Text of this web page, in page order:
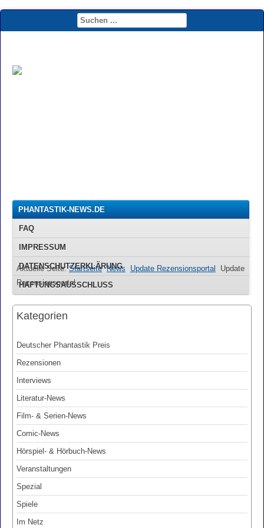
PHANTASTIK-NEWS.DE
FAQ
IMPRESSUM
DATENSCHUTZERKLÄRUNG
HAFTUNGSAUSSCHLUSS
Aktuelle Seite:Startseite News Update Rezensionsportal
Update
Rezensionsportal
Kategorien
Deutscher Phantastik Preis
Rezensionen
Interviews
Literatur-News
Film- & Serien-News
Comic-News
Hörspiel- & Hörbuch-News
Veranstaltungen
Spezial
Spiele
Im Netz